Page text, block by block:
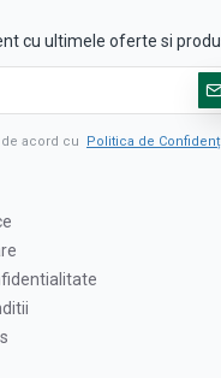
cu ultimele oferte si
acord cu Politica de